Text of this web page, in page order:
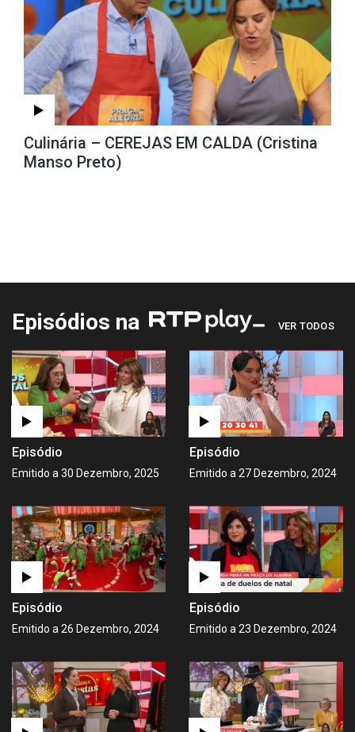
Culinária – CEREJAS EM CALDA (Cristina
Manso Preto)
Episódios na VER TODOS
Episódio
Emitido a 30 Dezembro, 2025
Episódio
Emitido a 27 Dezembro, 2024
Episódio
Emitido a 26 Dezembro, 2024
Episódio
Emitido a 23 Dezembro, 2024